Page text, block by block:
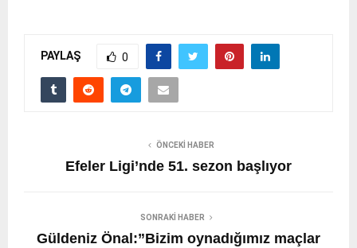
PAYLAŞ 0
ÖNCEKI HABER
Efeler Ligi’nde 51. sezon başlıyor
SONRAKI HABER
Güldeniz Önal:”Bizim oynadığımız maçlar